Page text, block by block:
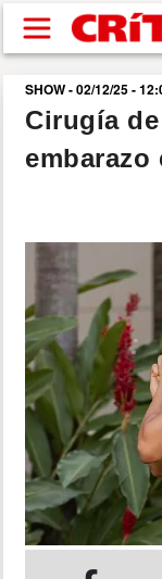
Pasar al
SUCESOS
POLÍTICA
SHOW
DEPORTES
MUNDO
INSÓLITAS
SHOW - 02/12/25 -
Cirugía
embarazo